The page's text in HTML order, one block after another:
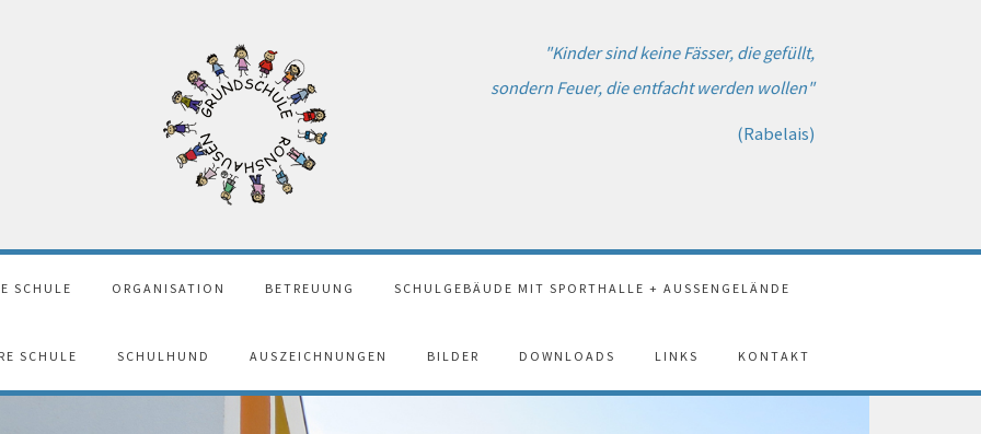
"Kinder sind keine Fässer, die gefüllt,
sondern Feuer, die entfacht werden wollen"
(Rabelais)
SCHULE ORGANISATION BETREUUNG SCHULGEBÄUDE MIT SPORTHALLE + AUSSENGELÄNDE
SCHULE SCHULHUND AUSZEICHNUNGEN BILDER DOWNLOADS LINKS KONTAKT